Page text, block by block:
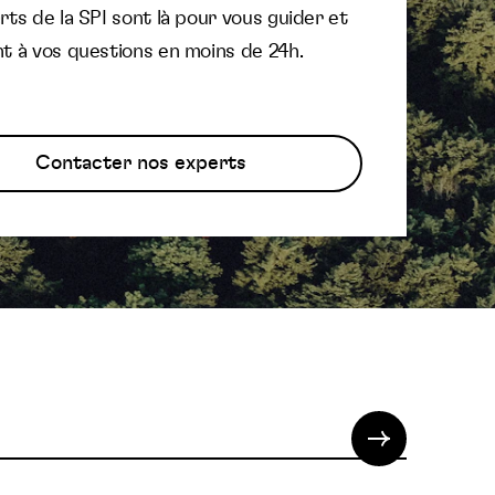
de la SPI sont là pour vous guider et
à vos questions en moins de 24h.
Contacter nos experts